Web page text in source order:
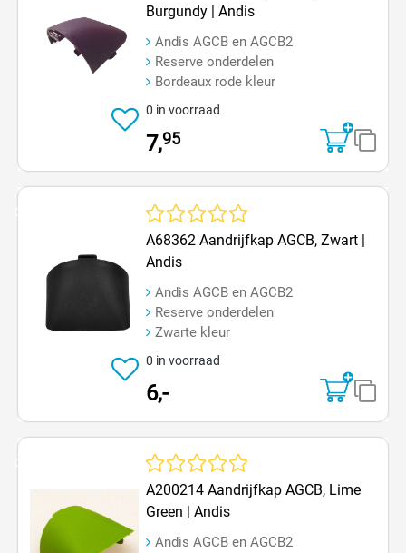
Burgundy | Andis
Andis AGCB en AGCB2
Reserve onderdelen
Bordeaux rode kleur
0 in voorraad
7,95
Op=Op
A68362 Aandrijfkap AGCB, Zwart |
Andis
Andis AGCB en AGCB2
Reserve onderdelen
Zwarte kleur
0 in voorraad
6,-
Op=Op
A200214 Aandrijfkap AGCB, Lime
Green | Andis
Andis AGCB en AGCB2